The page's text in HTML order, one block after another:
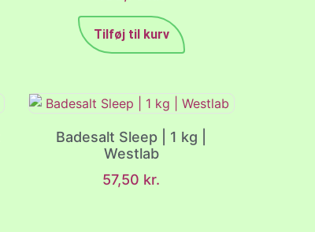
Tilføj til kurv
Badesalt Sleep | 1 kg |
Westlab
57,50 kr.